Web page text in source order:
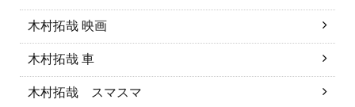
木村拓哉 映画
木村拓哉 車
木村拓哉 スマスマ